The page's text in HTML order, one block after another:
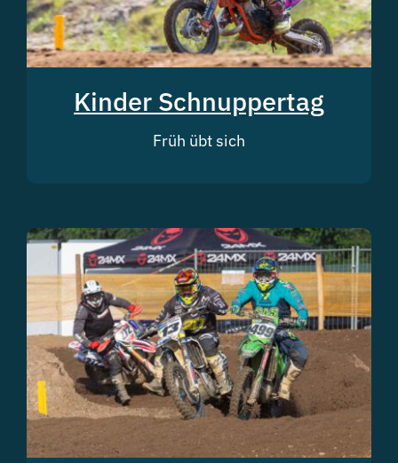
Kinder Schnuppertag
Früh übt sich